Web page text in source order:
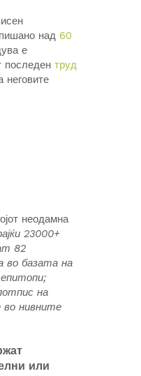
над 60
е
последен труд
неговите
неодамна
23000+
82
во базата на
на
во нивните
или